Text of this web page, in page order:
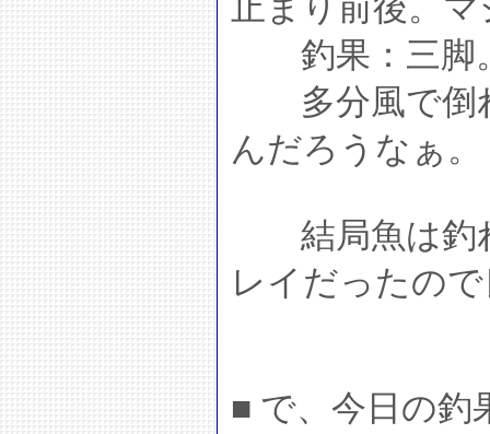
止まり前後。
釣果：三脚
多分風で倒
んだろうなぁ。
結局魚は釣
レイだったの
■ で、今日の釣